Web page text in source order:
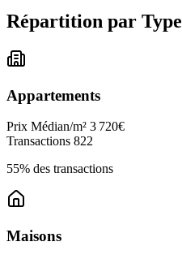
Répartition par
Appartements
Prix Médian/m² 3 720€
Transactions 822
55% des transactions
Maisons